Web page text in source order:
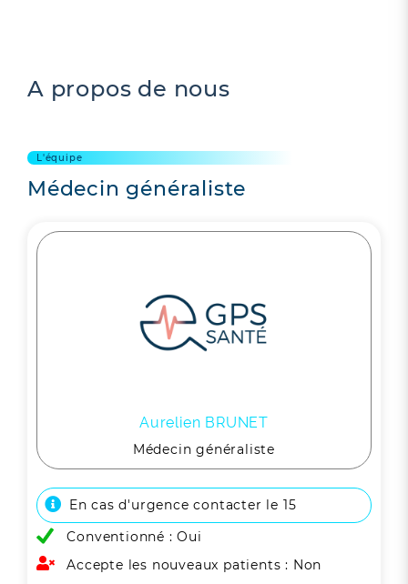
A propos de nous
L'équipe
Médecin généraliste
Aurelien BRUNET
Médecin généraliste
En cas d'urgence contacter le 15
Conventionné : Oui
Accepte les nouveaux patients : Non